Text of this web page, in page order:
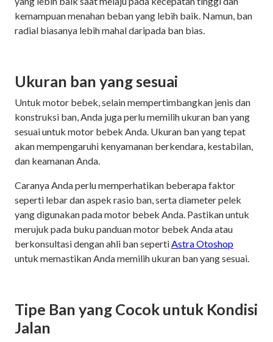
kemampuan menahan beban yang lebih baik. Namun, ban
radial biasanya lebih mahal daripada ban bias.
Ukuran ban yang sesuai
Untuk motor bebek, selain mempertimbangkan jenis dan
konstruksi ban, Anda juga perlu memilih ukuran ban yang
sesuai untuk motor bebek Anda. Ukuran ban yang tepat
akan mempengaruhi kenyamanan berkendara, kestabilan,
dan keamanan Anda.
Caranya Anda perlu memperhatikan beberapa faktor
seperti lebar dan aspek rasio ban, serta diameter pelek
yang digunakan pada motor bebek Anda. Pastikan untuk
merujuk pada buku panduan motor bebek Anda atau
berkonsultasi dengan ahli ban sepertiAstra Otoshop
untuk memastikan Anda memilih ukuran ban yang sesuai.
Tipe Ban yang Cocok untuk Kondisi
Jalan